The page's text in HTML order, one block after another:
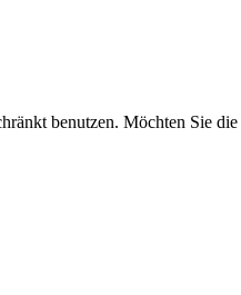
benutzen. Möchten Sie